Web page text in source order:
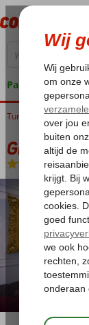
Pakketgarantie
Home
Turkije Istanbul
Grand Ant
Logies